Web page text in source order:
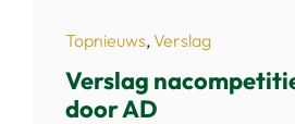
Topnieuws, Verslag
Verslag
door AD